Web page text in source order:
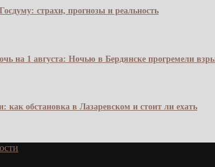
страхи, прогнозы и реальность
на 1 августа: Ночью в Бердянске прогремели
как обстановка в Лазаревском и стоит ли ехать